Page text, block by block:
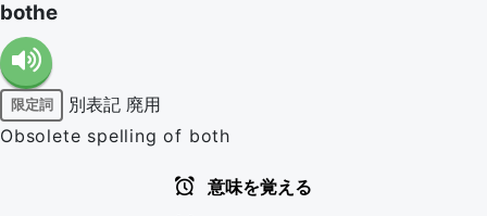
bothe
限定詞 別表記 廃用
Obsolete spelling of both
意味を覚える